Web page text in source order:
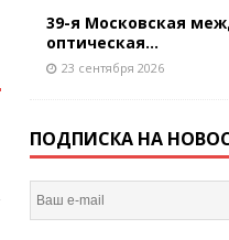
39-я Московская
оптическая...
23 сентября 2026
ПОДПИСКА НА